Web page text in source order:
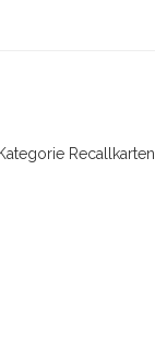
Recallkarten